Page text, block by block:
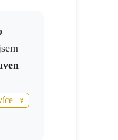
a
C